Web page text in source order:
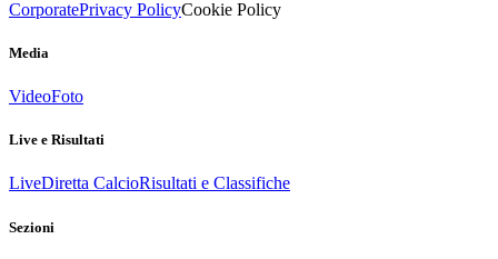
CorporatePrivacy PolicyCookie Policy
Media
VideoFoto
Live e Risultati
LiveDiretta CalcioRisultati e Classifiche
Sezioni